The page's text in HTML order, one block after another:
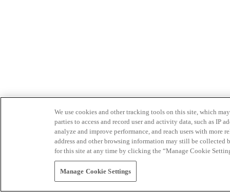
We use cookies and other tracking tools on this site, which
parties to access and record user and activity data, such as IP
analyze and improve performance, and reach users with
address and other browsing information may still be collected
for this site at any time by clicking the “Manage Cookie
Manage Cookie Settings